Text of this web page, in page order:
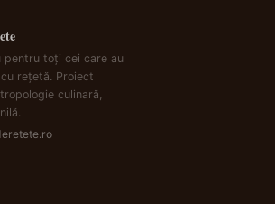
pentru toți cei care au
rețetă. Proiect
culinară,